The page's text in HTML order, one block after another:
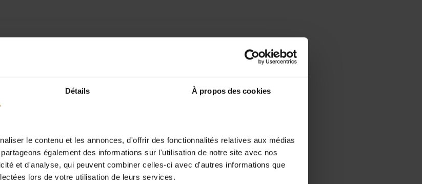
Détails À propos des cookies
le contenu et les annonces, d'offrir des fonctionnalités relatives aux médias
également des informations sur l'utilisation de notre site avec nos
et d'analyse, qui peuvent combiner celles-ci avec d'autres informations que
lors de votre utilisation de leurs services.